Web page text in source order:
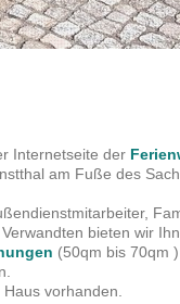
Internetseite der
am Fuße des
bieten wir
(50qm bis 70qm )
vorhanden.